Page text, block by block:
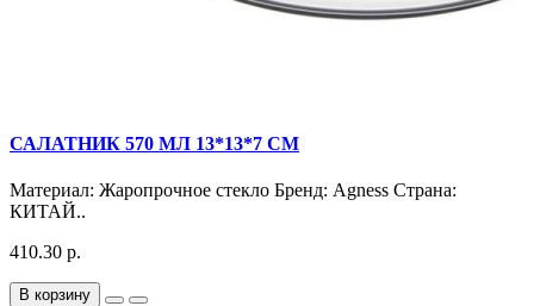
САЛАТНИК 570 МЛ 13*13*7 СМ
Материал: Жаропрочное стекло Бренд: Agness Страна:
КИТАЙ..
410.30 р.
В корзину